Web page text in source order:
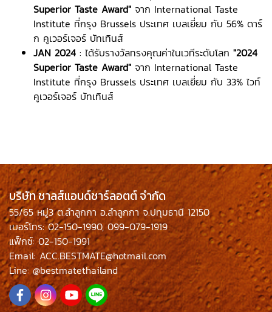
Superior Taste Award" จาก International Taste
Institute ที่กรุง Brussels ประเทศ เบลเยี่ยม กับ 56% ดาร์
ก คูเวอร์เจอร์ บัทเทินส์
JAN 2024 : ได้รับรางวัลทรงคุณค่าในเวทีระดับโลก "2024
Superior Taste Award" จาก International Taste
Institute ที่กรุง Brussels ประเทศ เบลเยี่ยม กับ 33% ไวท์
คูเวอร์เจอร์ บัทเทินส์
บริษัท ชาลส์แอนด์ชาร์ลอตต์ จำกัด
55/65 หมู่3 ต.ลำลูกกา อ.ลำลูกกา จ.ปทุมธานี 12150
เบอร์โทร: 02-150-1990, 099-079-1919
แฟ็กซ์: 02-150-1991
Email: ACC.BESTMATE@hotmail.com
Line: @bestmatethailand